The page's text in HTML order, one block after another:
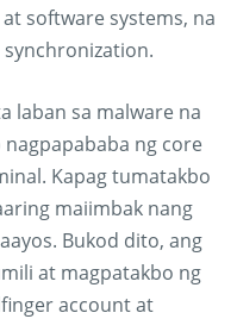
software systems, na
laban sa malware na
ng core
Kapag tumatakbo
maiimbak nang
Bukod dito, ang
at magpatakbo ng
account at